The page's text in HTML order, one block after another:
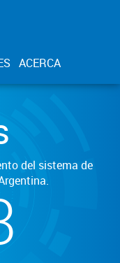
ACERCA
del sistema de